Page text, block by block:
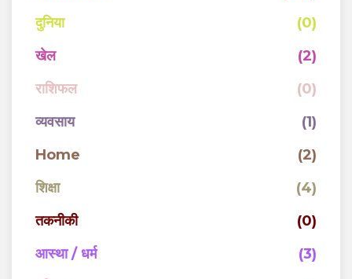
दुनिया
(0)
खेल
(2)
राशिफल
(0)
व्यवसाय
(1)
Home
(2)
शिक्षा
(4)
तकनीकी
(0)
आस्था / धर्म
(3)